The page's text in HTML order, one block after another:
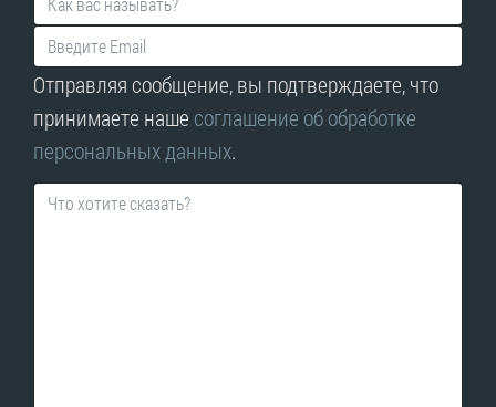
Отправляя сообщение, вы подтверждаете, что
принимаете наше соглашение об обработке
персональных данных.